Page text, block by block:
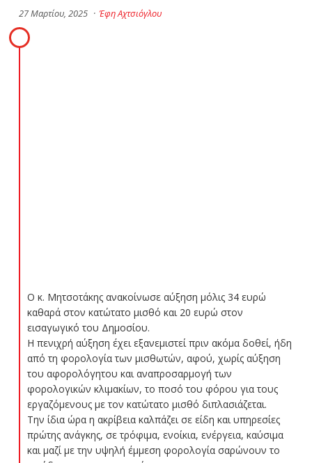
27 Μαρτίου, 2025 · Έφη Αχτσιόγλου
Ο κ. Μητσοτάκης ανακοίνωσε αύξηση μόλις 34 ευρώ
καθαρά στον κατώτατο μισθό και 20 ευρώ στον
εισαγωγικό του Δημοσίου.
Η πενιχρή αύξηση έχει εξανεμιστεί πριν ακόμα δοθεί, ήδη
από τη φορολογία των μισθωτών, αφού, χωρίς αύξηση
του αφορολόγητου και αναπροσαρμογή των
φορολογικών κλιμακίων, το ποσό του φόρου για τους
εργαζόμενους με τον κατώτατο μισθό διπλασιάζεται.
Την ίδια ώρα η ακρίβεια καλπάζει σε είδη και υπηρεσίες
πρώτης ανάγκης, σε τρόφιμα, ενοίκια, ενέργεια, καύσιμα
και μαζί με την υψηλή έμμεση φορολογία σαρώνουν το